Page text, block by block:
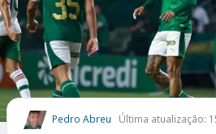
FUTEBOL
COMO APOSTAR
MAIS ESPORTES
Pedro Abreu Última atualização: